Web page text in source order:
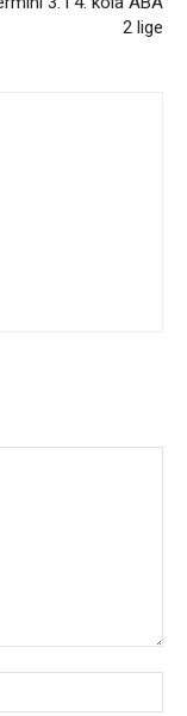
2 lige